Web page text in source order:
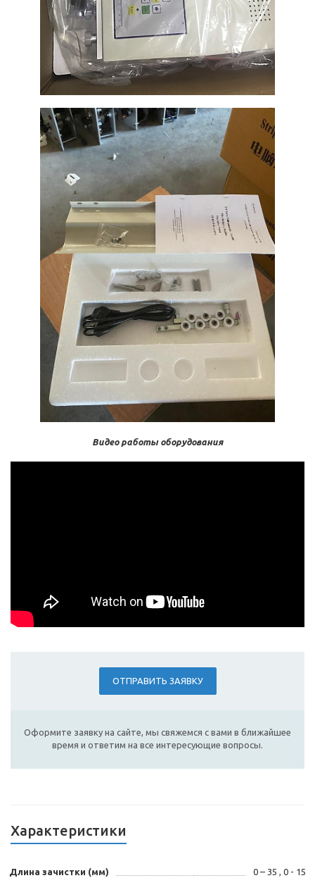
Видео работы оборудования
ОТПРАВИТЬ ЗАЯВКУ
Оформите заявку на сайте, мы свяжемся с вами в ближайшее
время и ответим на все интересующие вопросы.
Характеристики
Длина зачистки (мм) 0 – 35 , 0 - 15